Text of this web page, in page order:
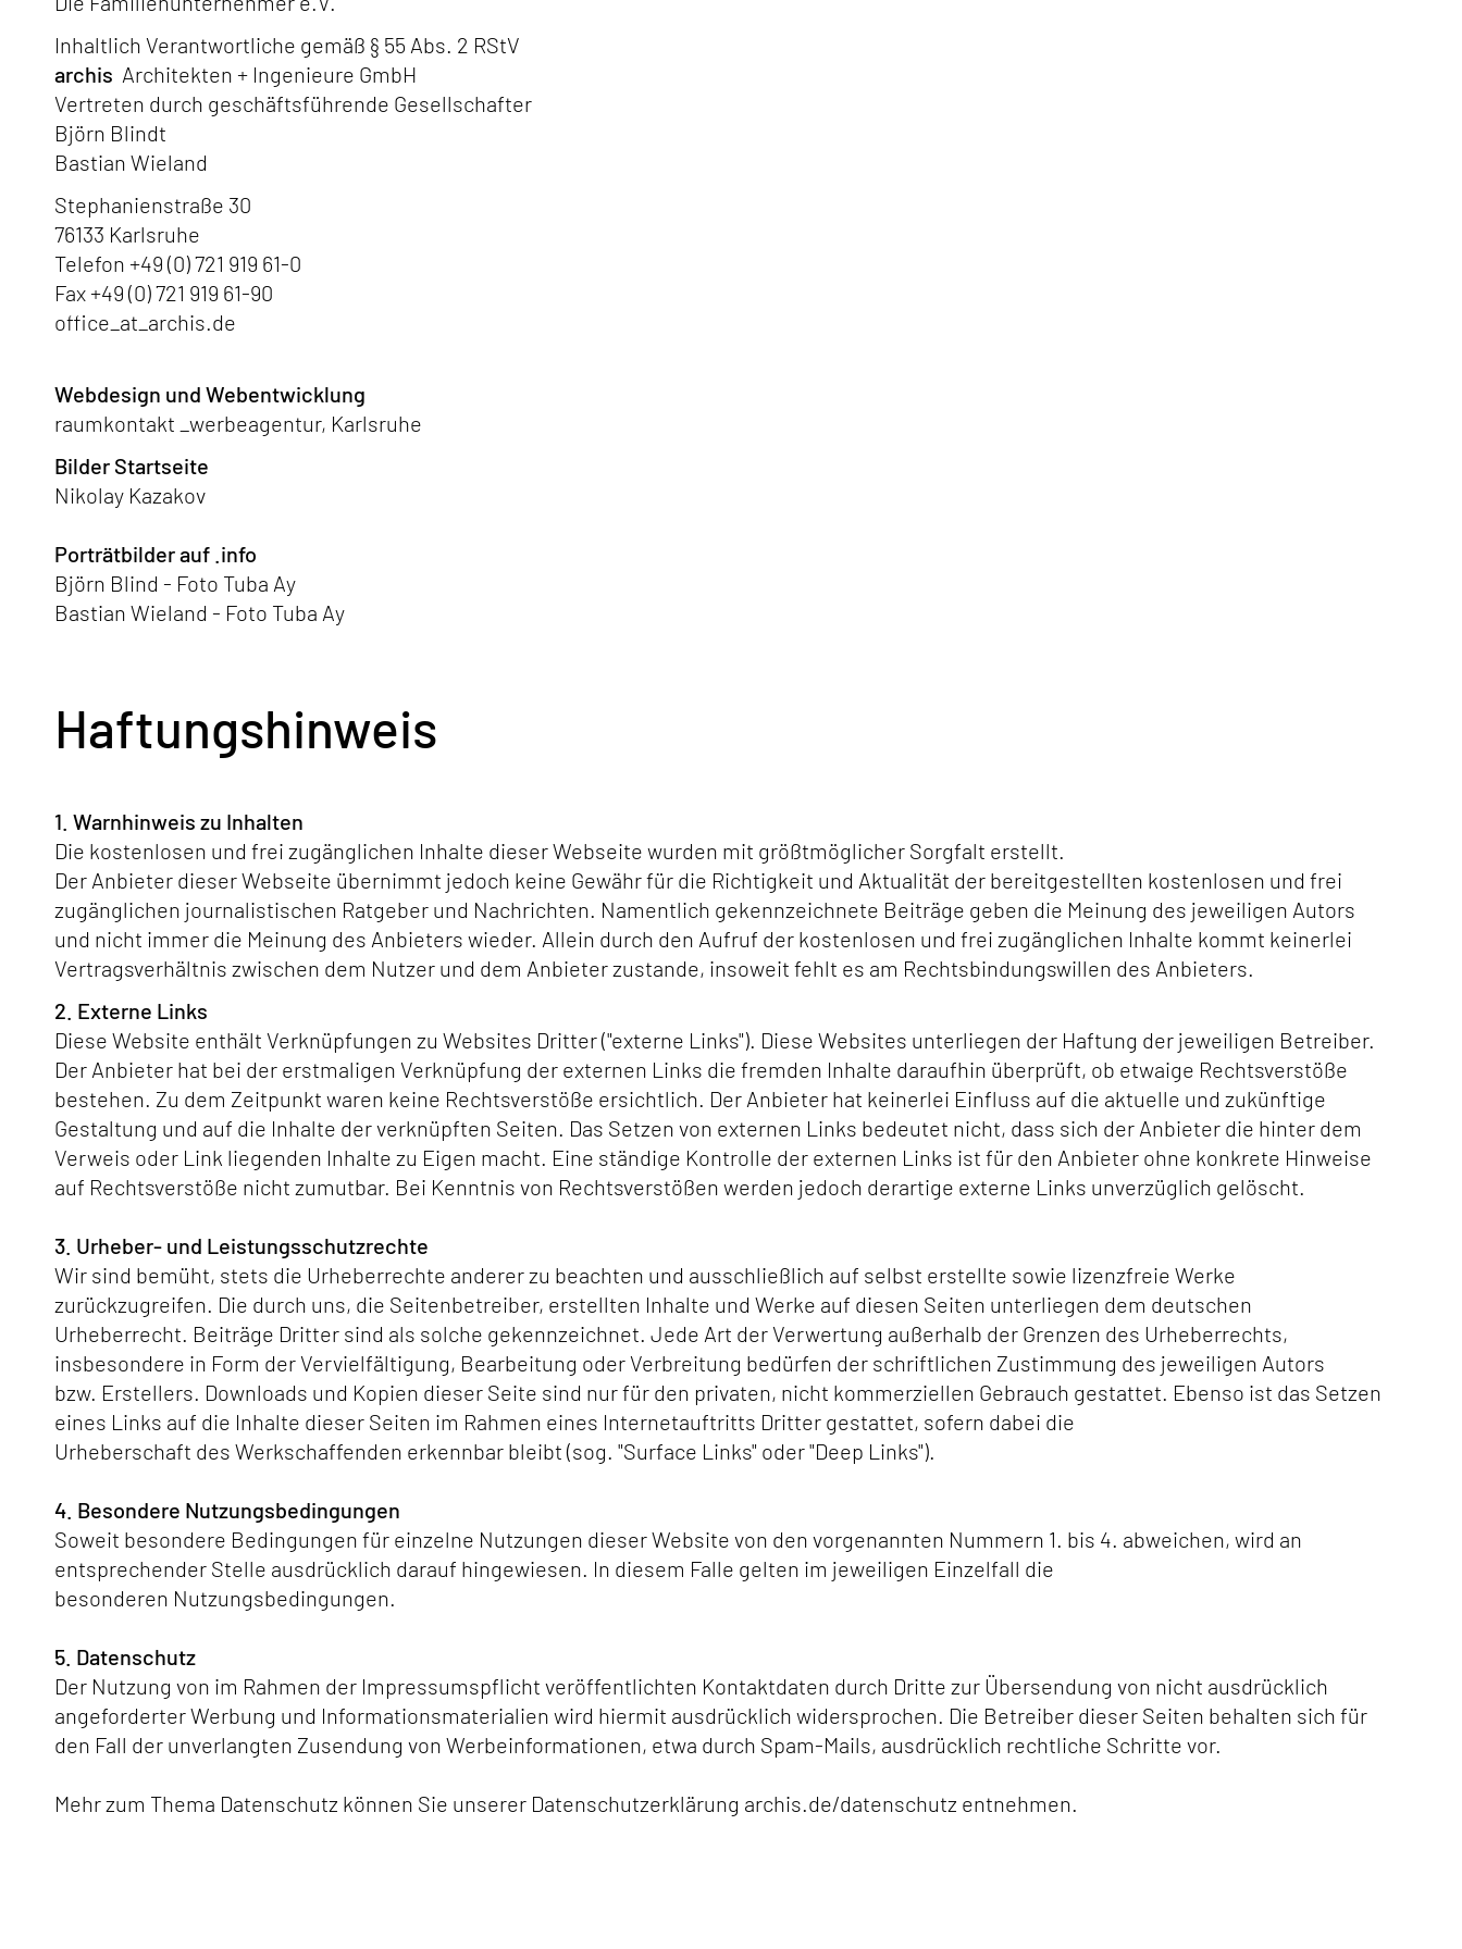
Inhaltlich Verantwortliche gemäß § 55 Abs. 2 RStV
archis Architekten + Ingenieure GmbH
Vertreten durch geschäftsführende Gesellschafter
Björn Blindt
Bastian Wieland
Stephanienstraße 30
76133 Karlsruhe
Telefon +49 (0) 721 919 61-0
Fax +49 (0) 721 919 61-90
office _at_ archis.de
Webdesign und Webentwicklung
raumkontakt _werbeagentur, Karlsruhe
Bilder Startseite
Nikolay Kazakov
Porträtbilder auf .info
Björn Blind - Foto Tuba Ay
Bastian Wieland - Foto Tuba Ay
Haftungshinweis
1. Warnhinweis zu Inhalten
Die kostenlosen und frei zugänglichen Inhalte dieser Webseite wurden mit größtmöglicher Sorgfalt erstellt.
Der Anbieter dieser Webseite übernimmt jedoch keine Gewähr für die Richtigkeit und Aktualität der bereitgestellten kostenlosen und frei
zugänglichen journalistischen Ratgeber und Nachrichten. Namentlich gekennzeichnete Beiträge geben die Meinung des jeweiligen Autors
und nicht immer die Meinung des Anbieters wieder. Allein durch den Aufruf der kostenlosen und frei zugänglichen Inhalte kommt keinerlei
Vertragsverhältnis zwischen dem Nutzer und dem Anbieter zustande, insoweit fehlt es am Rechtsbindungswillen des Anbieters.
2. Externe Links
Diese Website enthält Verknüpfungen zu Websites Dritter ("externe Links"). Diese Websites unterliegen der Haftung der jeweiligen Betreiber.
Der Anbieter hat bei der erstmaligen Verknüpfung der externen Links die fremden Inhalte daraufhin überprüft, ob etwaige Rechtsverstöße
bestehen. Zu dem Zeitpunkt waren keine Rechtsverstöße ersichtlich. Der Anbieter hat keinerlei Einfluss auf die aktuelle und zukünftige
Gestaltung und auf die Inhalte der verknüpften Seiten. Das Setzen von externen Links bedeutet nicht, dass sich der Anbieter die hinter dem
Verweis oder Link liegenden Inhalte zu Eigen macht. Eine ständige Kontrolle der externen Links ist für den Anbieter ohne konkrete Hinweise
auf Rechtsverstöße nicht zumutbar. Bei Kenntnis von Rechtsverstößen werden jedoch derartige externe Links unverzüglich gelöscht.
3. Urheber- und Leistungsschutzrechte
Wir sind bemüht, stets die Urheberrechte anderer zu beachten und ausschließlich auf selbst erstellte sowie lizenzfreie Werke
zurückzugreifen. Die durch uns, die Seitenbetreiber, erstellten Inhalte und Werke auf diesen Seiten unterliegen dem deutschen
Urheberrecht. Beiträge Dritter sind als solche gekennzeichnet. Jede Art der Verwertung außerhalb der Grenzen des Urheberrechts,
insbesondere in Form der Vervielfältigung, Bearbeitung oder Verbreitung bedürfen der schriftlichen Zustimmung des jeweiligen Autors
bzw. Erstellers. Downloads und Kopien dieser Seite sind nur für den privaten, nicht kommerziellen Gebrauch gestattet. Ebenso ist das Setzen
eines Links auf die Inhalte dieser Seiten im Rahmen eines Internetauftritts Dritter gestattet, sofern dabei die
Urheberschaft des Werkschaffenden erkennbar bleibt (sog. "Surface Links" oder "Deep Links").
4. Besondere Nutzungsbedingungen
Soweit besondere Bedingungen für einzelne Nutzungen dieser Website von den vorgenannten Nummern 1. bis 4. abweichen, wird an
entsprechender Stelle ausdrücklich darauf hingewiesen. In diesem Falle gelten im jeweiligen Einzelfall die
besonderen Nutzungsbedingungen.
5. Datenschutz
Der Nutzung von im Rahmen der Impressumspflicht veröffentlichten Kontaktdaten durch Dritte zur Übersendung von nicht ausdrücklich
angeforderter Werbung und Informationsmaterialien wird hiermit ausdrücklich widersprochen. Die Betreiber dieser Seiten behalten sich für
den Fall der unverlangten Zusendung von Werbeinformationen, etwa durch Spam-Mails, ausdrücklich rechtliche Schritte vor.
Mehr zum Thema Datenschutz können Sie unserer Datenschutzerklärung archis.de/datenschutz entnehmen.